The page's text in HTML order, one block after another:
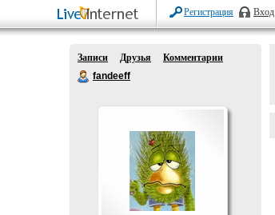
Регистрация Вход
Записи Друзья
Комментарии
fandeeff